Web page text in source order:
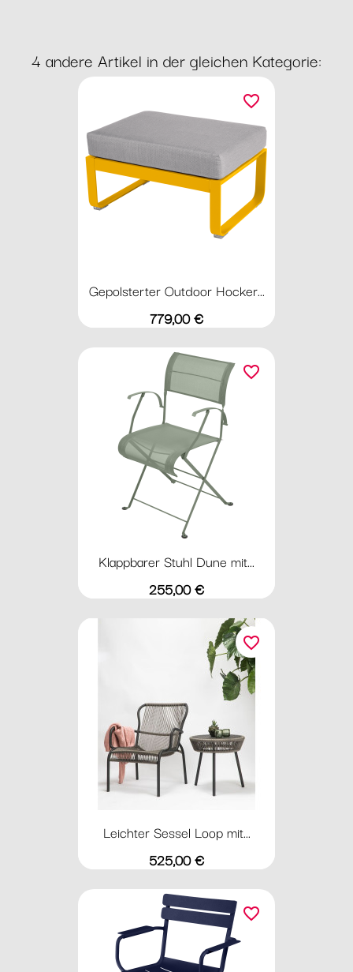
4 andere Artikel in der gleichen Kategorie:
Gepolsterter Outdoor Hocker...
Preis
779,00 €
favorite_border
Klappbarer Stuhl Dune mit...
Preis
255,00 €
favorite_border
Leichter Sessel Loop mit...
Preis
525,00 €
favorite_border
favorite_border